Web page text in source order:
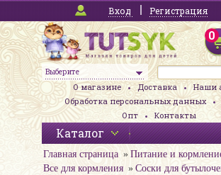
Вход Регистрация
Выберите
0
О магазине Доставка
Наши
Обработка персональных данных
Опт
Контакты
Каталог
Главная страница
Питание и
Все для кормления
Соски для